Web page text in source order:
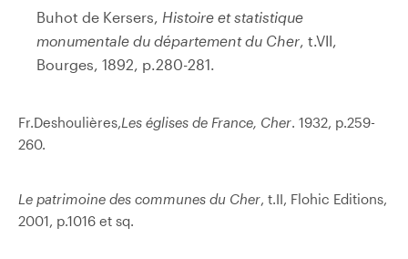
Buhot de Kersers, Histoire et statistique
monumentale du département du Cher, t.VII,
Bourges, 1892, p.280-281.
Fr.Deshoulières,Les églises de France, Cher. 1932, p.259-
260.
Le patrimoine des communes du Cher, t.II, Flohic Editions,
2001, p.1016 et sq.